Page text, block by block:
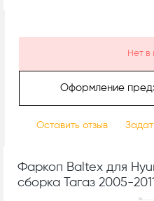
Нет в
Оформление
Оставить отзыв
Фаркоп Baltex для
сборка Тагаз 2005-